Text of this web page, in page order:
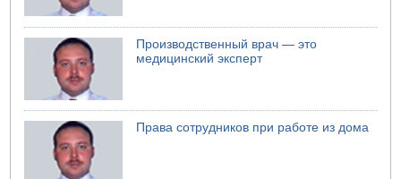
Стрельба в школе Таиланда
Недалеко от Бейт-Шемеша погиб велосипедист
07.08.2026 06:24
Саудовская Аравия сообщает о нападении хуситов
Производственный врач — это
медицинский эксперт
Права сотрудников при работе из дома